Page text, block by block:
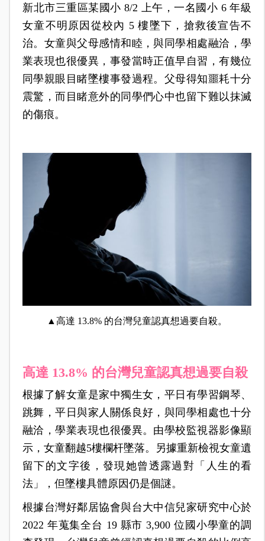
新北市三重區某國小 8/2 上午，一名國小 6 年級
女童不明原因從校內 5 樓墜下，搶救後宣告不
治。女童與父母感情和睦，與同學相處融洽，學
業表現也很優異，事發當時正值早自習，有幾位
同學親眼目睹墜樓事發過程。父母得知噩耗十分
震驚，而目睹意外的同學們心中也留下難以抹滅
的傷痕。
▲高達 13.8% 的台灣兒童認真想過要自殺。
高達 13.8% 的台灣兒童認真想過要自殺
根據了解女童是家中獨生女，平日有學習鋼琴、
跳舞，平日與家人關係良好，與同學相處也十分
融洽，學業表現也很優異。由學校監視器影像顯
示，女童翻越5樓欄杆墜落。另據重新檢視女童遺
留下的文字後，發現她曾透露過對「人生的看
法」，但墜樓具體原因仍是個謎。
根據台灣好鄰居協會與台大中信兒家研究中心於
2022 年蒐集全台 19 縣市 3,900 位國小學童的調